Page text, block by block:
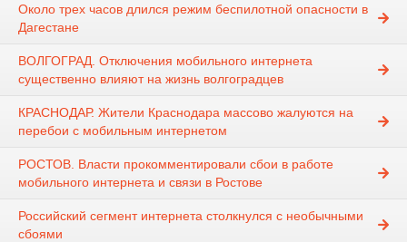
Около трех часов длился режим беспилотной опасности в
Дагестане
ВОЛГОГРАД. Отключения мобильного интернета
существенно влияют на жизнь волгоградцев
КРАСНОДАР. Жители Краснодара массово жалуются на
перебои с мобильным интернетом
РОСТОВ. Власти прокомментировали сбои в работе
мобильного интернета и связи в Ростове
Российский сегмент интернета столкнулся с необычными
сбоями